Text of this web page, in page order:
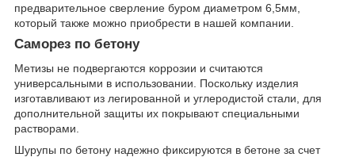
предварительное сверление буром диаметром 6,5мм,
который также можно приобрести в нашей компании.
Саморез по бетону
Метизы не подвергаются коррозии и считаются
универсальными в использовании. Поскольку изделия
изготавливают из легированной и углеродистой стали, для
дополнительной защиты их покрывают специальными
растворами.
Шурупы по бетону надежно фиксируются в бетоне за счет